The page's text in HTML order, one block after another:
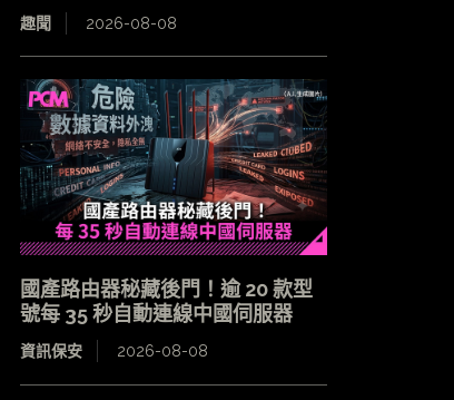
趣聞 2026-08-08
國產路由器秘藏後門！逾 20 款型
號每 35 秒自動連線中國伺服器
資訊保安 2026-08-08